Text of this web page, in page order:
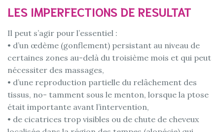
LES IMPERFECTIONS DE RESULTAT
Il peut s’agir pour l’essentiel :
• d’un œdème (gonflement) persistant au niveau de
certaines zones au-delà du troisième mois et qui peut
nécessiter des massages,
• d’une reproduction partielle du relâchement des
tissus, no- tamment sous le menton, lorsque la ptose
était importante avant l’intervention,
• de cicatrices trop visibles ou de chute de cheveux